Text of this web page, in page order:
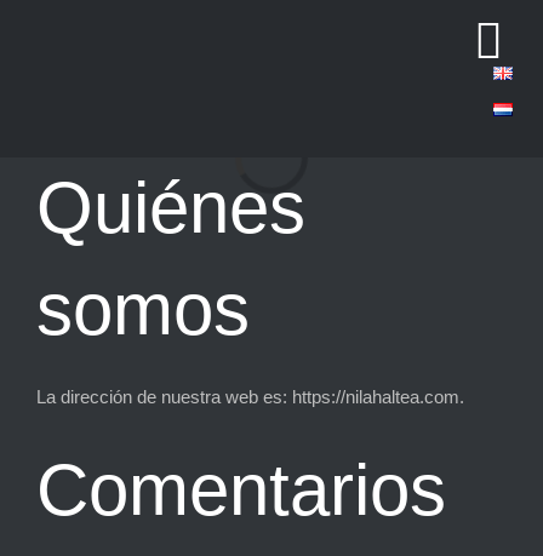
Quiénes
somos
La dirección de nuestra web es: https://nilahaltea.com.
Comentarios